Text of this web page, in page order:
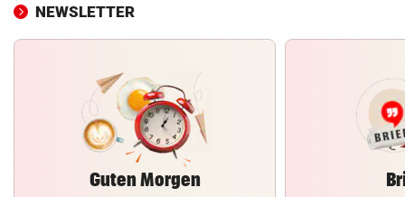
NEWSLETTER
Guten Morgen